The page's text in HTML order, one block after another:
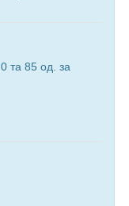
та 85 од. за